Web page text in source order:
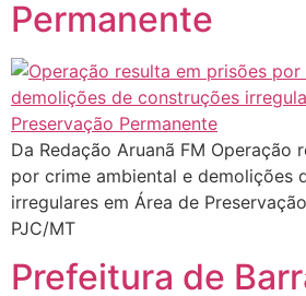
Permanente
Da Redação Aruanã FM Operação
por crime ambiental e demolições
irregulares em Área de
PJC/MT
Prefeitura de